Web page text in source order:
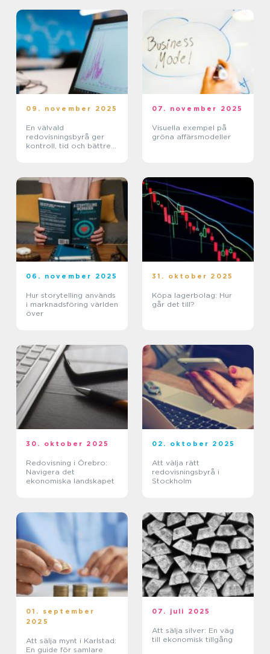
09. november 2025
En välvald
redovisningsbyrå ger
kontroll, tid och bättre
07. november 2025
Visuella exempel på
gröna affärsmodeller
06. november 2025
Hur storytelling används
i marknadsföring världen
över
31. oktober 2025
Köpa lagerbolag: Hur
går det till?
30. oktober 2025
Redovisning i Örebro:
Navigera det
ekonomiska landskapet
02. oktober 2025
Att välja rätt
redovisningsbyrå i
Stockholm
01. september
2025
Att sälja mynt i Karlstad:
En guide för samlare
07. juli 2025
Att sälja silver: En väg
till ekonomisk tillgång